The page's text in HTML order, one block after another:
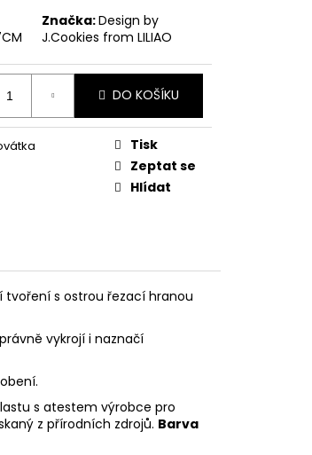
Značka:Design by
J.Cookies from LILIAO
DO KOŠÍKU
Tisk
Zeptat se
Hlídat
tvoření s ostrou řezací hranou
vykrojí i naznačí
s atestem výrobce pro
z přírodních zdrojů. Barva